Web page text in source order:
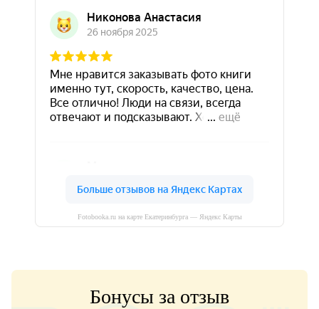
Fotobooka.ru на карте Екатеринбурга — Яндекс Карты
Бонусы за отзыв